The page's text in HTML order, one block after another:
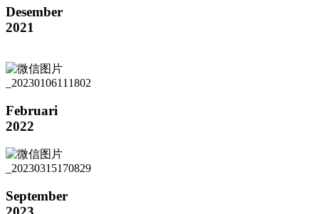
Desember
2021
Februari
2022
September